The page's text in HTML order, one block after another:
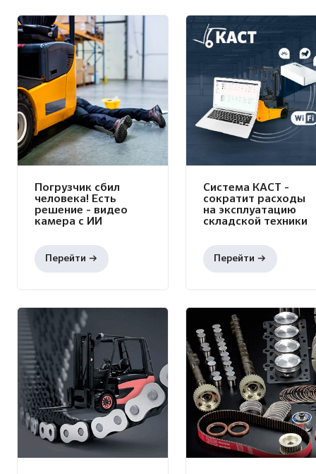
Погрузчик сбил
человека! Есть
решение - видео
камера с ИИ
Система КАСТ -
сократит расходы
на эксплуатацию
складской техники